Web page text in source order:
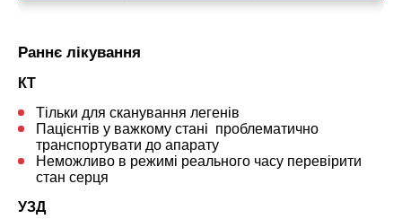
Раннє лікування
КТ
Тільки для сканування легенів
Пацієнтів у важкому стані проблематично
транспортувати до апарату
Неможливо в режимі реального часу перевірити
стан серця
УЗД